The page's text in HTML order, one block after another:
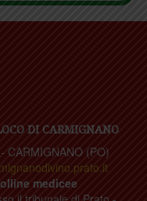
DI CARMIGNANO
CARMIGNANO (PO)
medicee